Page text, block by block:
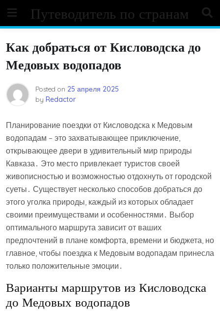
content
Путеводитель по странам
Как добраться от Кисловодска до
Медовых водопадов
Posted on 25 апреля 2025
by Redactor
Планирование поездки от Кисловодска к Медовым
водопадам – это захватывающее приключение,
открывающее двери в удивительный мир природы
Кавказа․ Это место привлекает туристов своей
живописностью и возможностью отдохнуть от городской
суеты․ Существует несколько способов добраться до
этого уголка природы, каждый из которых обладает
своими преимуществами и особенностями․ Выбор
оптимального маршрута зависит от ваших
предпочтений в плане комфорта, времени и бюджета, но
главное, чтобы поездка к Медовым водопадам принесла
только положительные эмоции․
Варианты маршрутов из Кисловодска
до Медовых водопадов